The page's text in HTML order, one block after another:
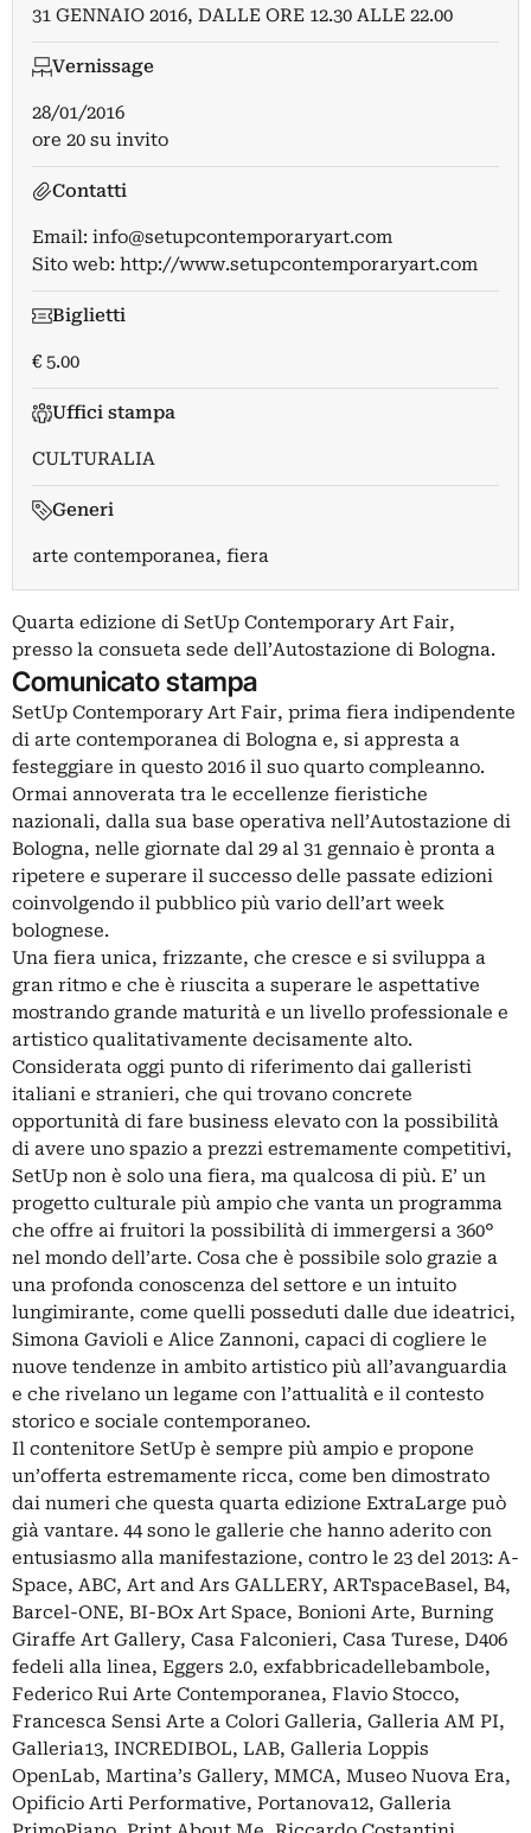
31 GENNAIO 2016, DALLE ORE 12.30 ALLE 22.00
Vernissage
28/01/2016
ore 20 su invito
Contatti
Email: info@setupcontemporaryart.com
Sito web: http://www.setupcontemporaryart.com
Biglietti
€ 5.00
Uffici stampa
CULTURALIA
Generi
arte contemporanea, fiera
Quarta edizione di SetUp Contemporary Art Fair,
presso la consueta sede dell’Autostazione di Bologna.
Comunicato stampa
SetUp Contemporary Art Fair, prima fiera indipendente
di arte contemporanea di Bologna e, si appresta a
festeggiare in questo 2016 il suo quarto compleanno.
Ormai annoverata tra le eccellenze fieristiche
nazionali, dalla sua base operativa nell’Autostazione di
Bologna, nelle giornate dal 29 al 31 gennaio è pronta a
ripetere e superare il successo delle passate edizioni
coinvolgendo il pubblico più vario dell’art week
bolognese.
Una fiera unica, frizzante, che cresce e si sviluppa a
gran ritmo e che è riuscita a superare le aspettative
mostrando grande maturità e un livello professionale e
artistico qualitativamente decisamente alto.
Considerata oggi punto di riferimento dai galleristi
italiani e stranieri, che qui trovano concrete
opportunità di fare business elevato con la possibilità
di avere uno spazio a prezzi estremamente competitivi,
SetUp non è solo una fiera, ma qualcosa di più. E’ un
progetto culturale più ampio che vanta un programma
che offre ai fruitori la possibilità di immergersi a 360°
nel mondo dell’arte. Cosa che è possibile solo grazie a
una profonda conoscenza del settore e un intuito
lungimirante, come quelli posseduti dalle due ideatrici,
Simona Gavioli e Alice Zannoni, capaci di cogliere le
nuove tendenze in ambito artistico più all’avanguardia
e che rivelano un legame con l’attualità e il contesto
storico e sociale contemporaneo.
Il contenitore SetUp è sempre più ampio e propone
un’offerta estremamente ricca, come ben dimostrato
dai numeri che questa quarta edizione ExtraLarge può
già vantare. 44 sono le gallerie che hanno aderito con
entusiasmo alla manifestazione, contro le 23 del 2013: A-
Space, ABC, Art and Ars GALLERY, ARTspaceBasel, B4,
Barcel-ONE, BI-BOx Art Space, Bonioni Arte, Burning
Giraffe Art Gallery, Casa Falconieri, Casa Turese, D406
fedeli alla linea, Eggers 2.0, exfabbricadellebambole,
Federico Rui Arte Contemporanea, Flavio Stocco,
Francesca Sensi Arte a Colori Galleria, Galleria AM PI,
Galleria13, INCREDIBOL, LAB, Galleria Loppis
OpenLab, Martina’s Gallery, MMCA, Museo Nuova Era,
Opificio Arti Performative, Portanova12, Galleria